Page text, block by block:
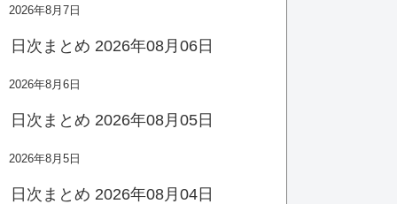
2026年8月7日
日次まとめ 2026年08月06日
2026年8月6日
日次まとめ 2026年08月05日
2026年8月5日
日次まとめ 2026年08月04日